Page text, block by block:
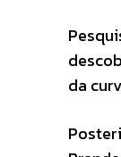
da